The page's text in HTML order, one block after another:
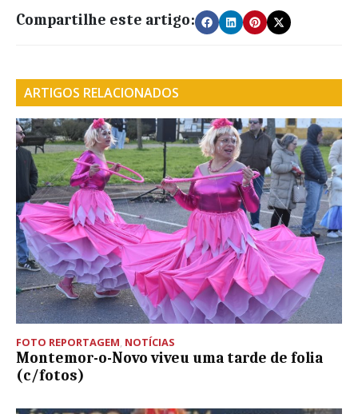
Compartilhe este artigo:
ARTIGOS RELACIONADOS
FOTO REPORTAGEM, NOTÍCIAS
Montemor-o-Novo viveu uma tarde de folia
(c/fotos)